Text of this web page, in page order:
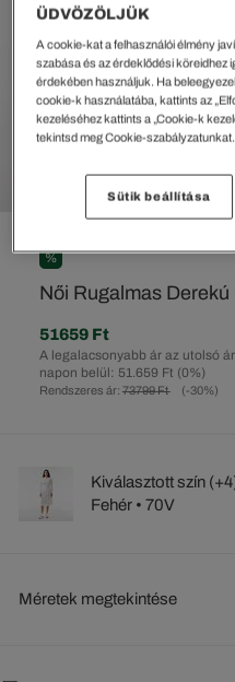
%
Női Rugalmas
Rendszeres ár: 73799 Ft (-30%)
A legalacsonyabb ár az utolsó
napon belül: 51.659 Ft (0%)
51659 Ft
Kiválasztott szín
Fehér • 70V
Méretek megtekintése
ÜDVÖZÖLJÜK
A cookie-kat a felhasználói élmény
szabása és az érdeklődési
érdekében használjuk. Ha
cookie-k használatába, kattints az
kezeléséhez kattints a „Cookie-k
tekintsd meg Cookie-szabályzatunkat.
Sütik beállítása